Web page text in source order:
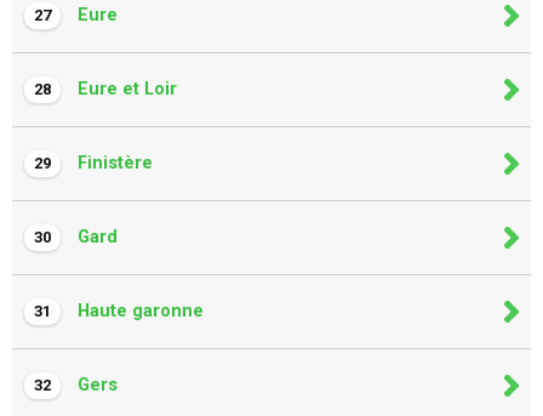
27 Eure
28 Eure et Loir
29 Finistère
30 Gard
31 Haute garonne
32 Gers